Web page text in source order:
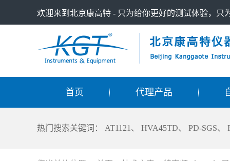
欢迎来到北京康高特 - 只为给你更好的测试体验，只
首页 代理产品
热门搜索关键词： AT1121 、 HVA45TD、 PD-SGS、